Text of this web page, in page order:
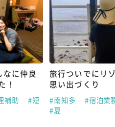
に仲良
！
補助 #短
旅行ついでにリ
思い出づくり
#南知多 #宿泊業
#夏